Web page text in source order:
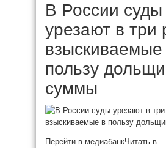
В России суды
урезают в три
взыскиваемые
пользу
суммы
Перейти в медиабанкЧитать в